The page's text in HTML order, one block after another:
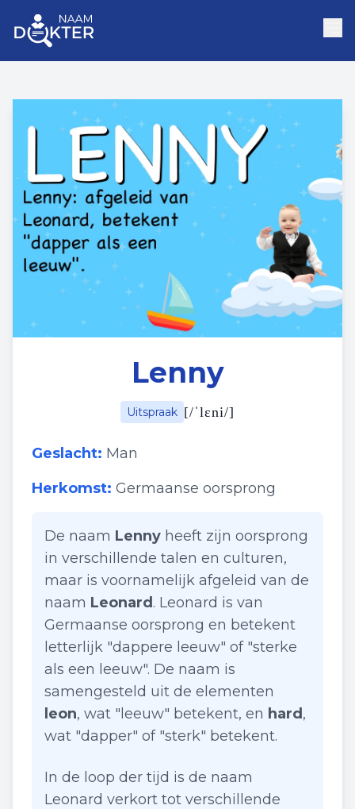
Lenny
Uitspraak [/ˈlɛni/]
Geslacht: Man
Herkomst: Germaanse oorsprong
De naam Lenny heeft zijn oorsprong
in verschillende talen en culturen,
maar is voornamelijk afgeleid van de
naam Leonard . Leonard is van
Germaanse oorsprong en betekent
letterlijk "dappere leeuw" of "sterke
als een leeuw". De naam is
samengesteld uit de elementen
leon, wat "leeuw" betekent, en hard ,
wat "dapper" of "sterk" betekent.
In de loop der tijd is de naam
Leonard verkort tot verschillende